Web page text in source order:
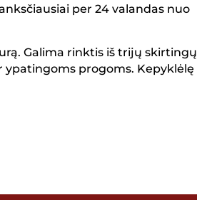
per 24 valandas nuo
Galima rinktis iš trijų skirtingų
progoms. Kepyklėlę